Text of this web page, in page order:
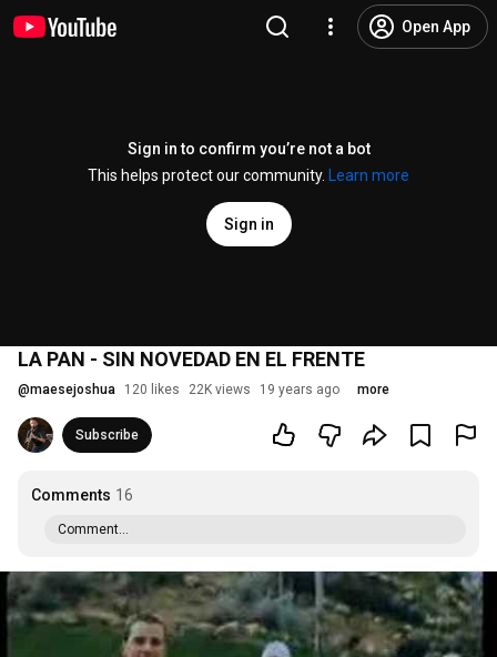
Open App
Sign in to confirm you’re not a bot
This helps protect our community.
Learn more
Sign in
LA PAN - SIN NOVEDAD EN EL FRENTE
@maesejoshua 120 likes 22K views 19 years ago more
Subscribe
Comments 16
Comment...